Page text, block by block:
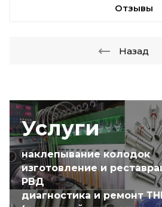
Услуги
наклепывание колодок
изготовление и
РВД
диагностика и ремонт
Отзывы
Назад